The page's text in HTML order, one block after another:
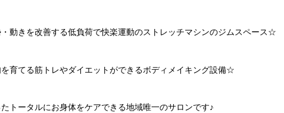
動きを改善する低負荷で快楽運動のストレッチマシンのジムスペース☆
育てる筋トレやダイエットができるボディメイキング設備☆
たトータルにお身体をケアできる地域唯一のサロンです♪